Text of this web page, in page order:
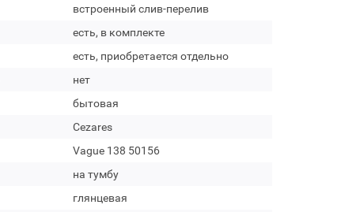
встроенный слив-перелив
есть, в комплекте
есть, приобретается отдельно
нет
бытовая
Cezares
Vague 138 50156
на тумбу
глянцевая